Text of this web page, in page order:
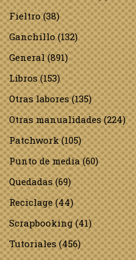
Fieltro(38)
Ganchillo(132)
General(891)
Libros(153)
Otras labores(135)
Otras manualidades(224)
Patchwork(105)
Punto de media(60)
Quedadas(69)
Reciclage(44)
Scrapbooking(41)
Tutoriales(456)